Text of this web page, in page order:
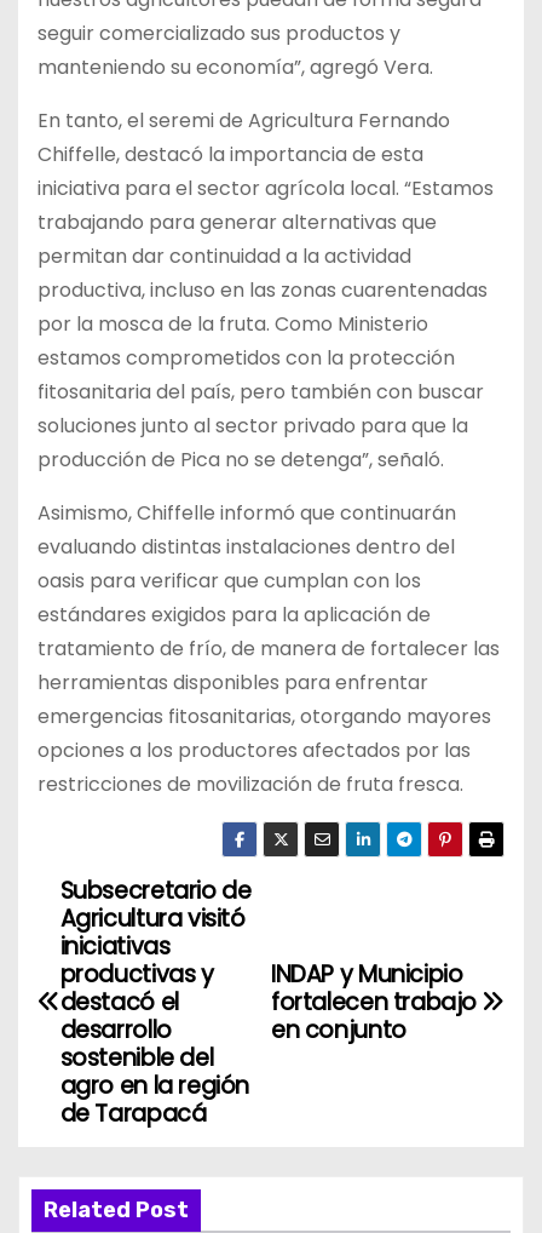
seguir comercializado sus productos y
manteniendo su economía”, agregó Vera.
En tanto, el seremi de Agricultura Fernando
Chiffelle, destacó la importancia de esta
iniciativa para el sector agrícola local. “Estamos
trabajando para generar alternativas que
permitan dar continuidad a la actividad
productiva, incluso en las zonas cuarentenadas
por la mosca de la fruta. Como Ministerio
estamos comprometidos con la protección
fitosanitaria del país, pero también con buscar
soluciones junto al sector privado para que la
producción de Pica no se detenga”, señaló.
Asimismo, Chiffelle informó que continuarán
evaluando distintas instalaciones dentro del
oasis para verificar que cumplan con los
estándares exigidos para la aplicación de
tratamiento de frío, de manera de fortalecer las
herramientas disponibles para enfrentar
emergencias fitosanitarias, otorgando mayores
opciones a los productores afectados por las
restricciones de movilización de fruta fresca.
N
v
c
INDAP y Municipio
fortalecen trabajo
en conjunto
Subsecretario de
Agricultura visitó
iniciativas
productivas y
destacó el
desarrollo
sostenible del
agro en la región
de Tarapacá
Related Post